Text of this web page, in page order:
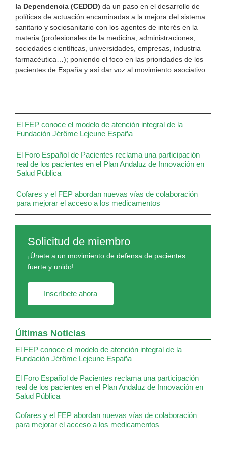
El FEP conoce el modelo de atención integral de la
Fundación Jérôme Lejeune España
El Foro Español de Pacientes reclama una participación
real de los pacientes en el Plan Andaluz de Innovación en
Salud Pública
Cofares y el FEP abordan nuevas vías de colaboración
para mejorar el acceso a los medicamentos
Solicitud de miembro
¡Únete a un movimiento de defensa de pacientes
fuerte y unido!
Inscríbete ahora
Últimas Noticias
El FEP conoce el modelo de atención integral de la
Fundación Jérôme Lejeune España
El Foro Español de Pacientes reclama una participación
real de los pacientes en el Plan Andaluz de Innovación en
Salud Pública
Cofares y el FEP abordan nuevas vías de colaboración
para mejorar el acceso a los medicamentos
la Dependencia (CEDDD) da un paso en el desarrollo de
políticas de actuación encaminadas a la mejora del sistema
sanitario y sociosanitario con los agentes de interés en la
materia (profesionales de la medicina, administraciones,
sociedades científicas, universidades, empresas, industria
farmacéutica…); poniendo el foco en las prioridades de los
pacientes de España y así dar voz al movimiento asociativo.